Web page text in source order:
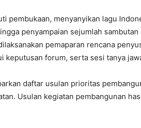
pembukaan, menyanyikan lagu
penyampaian sejumlah
pemaparan rencana
keputusan forum, serta sesi tanya
daftar usulan prioritas
Usulan kegiatan pembangunan